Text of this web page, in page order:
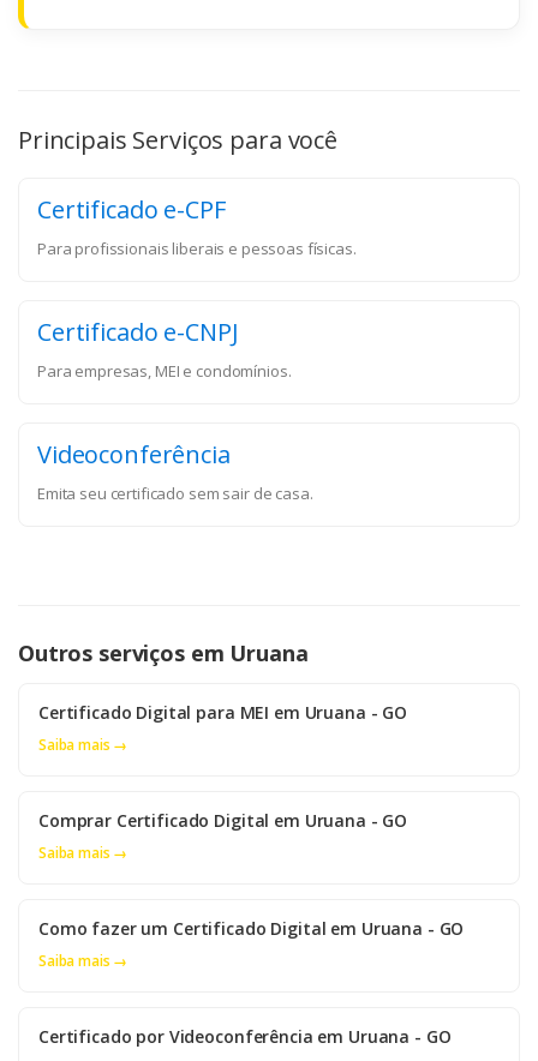
Principais Serviços para você
Certificado e-CPF
Para profissionais liberais e pessoas físicas.
Certificado e-CNPJ
Para empresas, MEI e condomínios.
Videoconferência
Emita seu certificado sem sair de casa.
Outros serviços em Uruana
Certificado Digital para MEI em Uruana - GO
Saiba mais →
Comprar Certificado Digital em Uruana - GO
Saiba mais →
Como fazer um Certificado Digital em Uruana - GO
Saiba mais →
Certificado por Videoconferência em Uruana - GO